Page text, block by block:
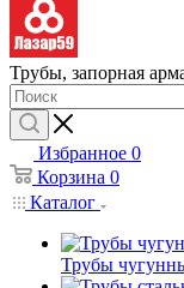
Трубы, запорная
Избранное 0
Корзина 0
Каталог
Трубы